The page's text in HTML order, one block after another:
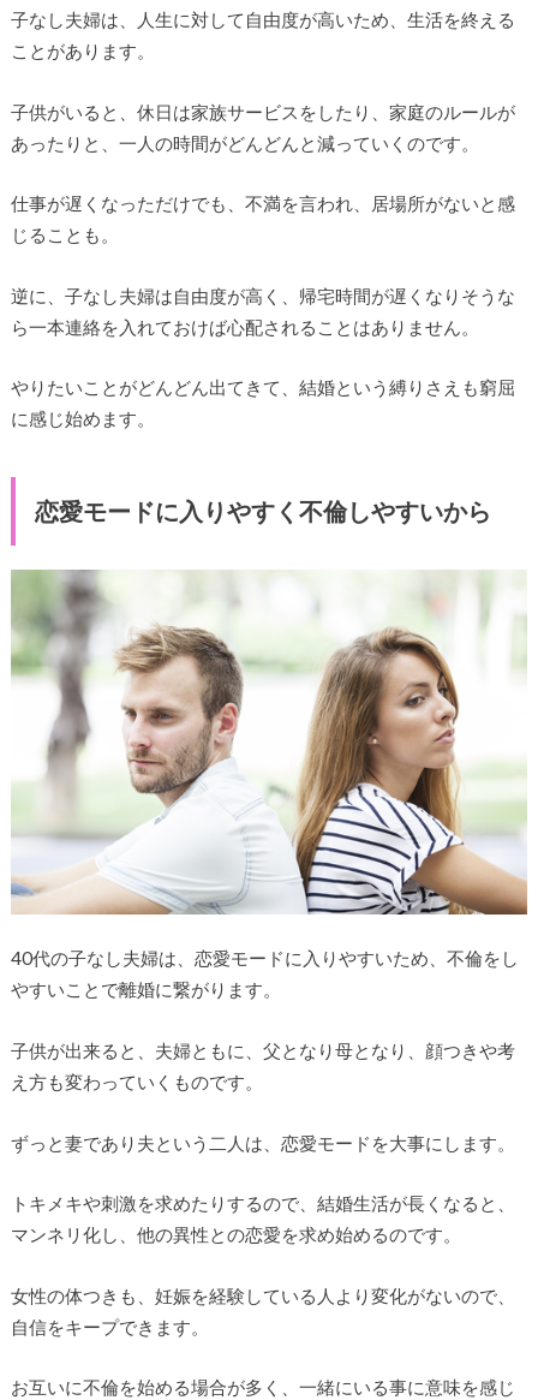
子なし夫婦は、人生に対して自由度が高いため、生活を終える
ことがあります。
子供がいると、休日は家族サービスをしたり、家庭のルールが
あったりと、一人の時間がどんどんと減っていくのです。
仕事が遅くなっただけでも、不満を言われ、居場所がないと感
じることも。
逆に、子なし夫婦は自由度が高く、帰宅時間が遅くなりそうな
ら一本連絡を入れておけば心配されることはありません。
やりたいことがどんどん出てきて、結婚という縛りさえも窮屈
に感じ始めます。
恋愛モードに入りやすく不倫しやすいから
40代の子なし夫婦は、恋愛モードに入りやすいため、不倫をし
やすいことで離婚に繋がります。
子供が出来ると、夫婦ともに、父となり母となり、顔つきや考
え方も変わっていくものです。
ずっと妻であり夫という二人は、恋愛モードを大事にします。
トキメキや刺激を求めたりするので、結婚生活が長くなると、
マンネリ化し、他の異性との恋愛を求め始めるのです。
女性の体つきも、妊娠を経験している人より変化がないので、
自信をキープできます。
お互いに不倫を始める場合が多く、一緒にいる事に意味を感じ